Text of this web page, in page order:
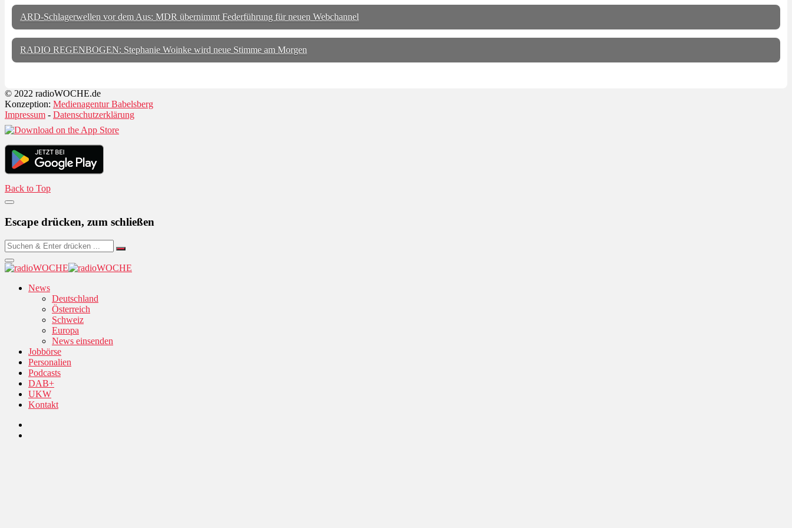
ARD-Schlagerwellen vor dem Aus: MDR übernimmt Federführung für neuen Webchannel
RADIO REGENBOGEN: Stephanie Woinke wird neue Stimme am Morgen
© 2022 radioWOCHE.de
Konzeption: Medienagentur Babelsberg
Impressum - Datenschutzerklärung
Back to Top
Escape drücken, zum schließen
News
Deutschland
Österreich
Schweiz
Europa
News einsenden
Jobbörse
Personalien
Podcasts
DAB+
UKW
Kontakt